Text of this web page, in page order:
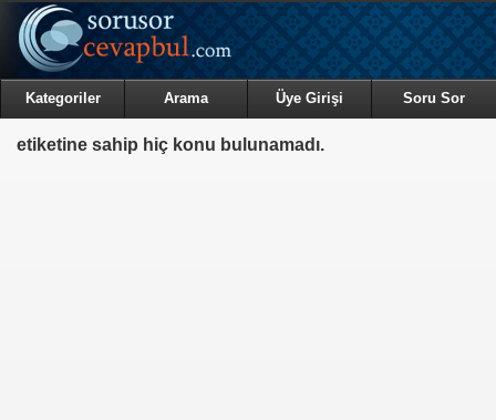
Kategoriler Arama Üye Girişi Soru Sor
etiketine sahip hiç konu bulunamadı.